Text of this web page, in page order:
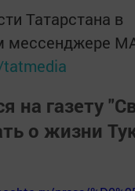
Татарстана в
мессенджере
на газету
о жизни